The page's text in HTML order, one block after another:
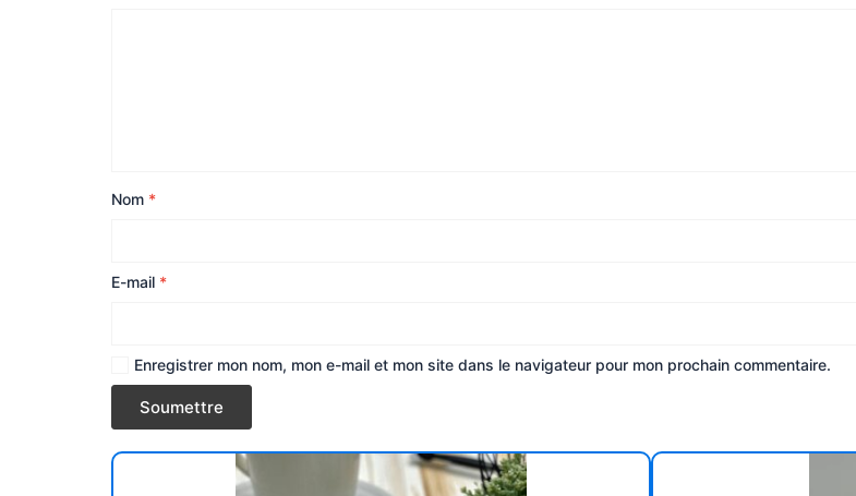
Nom *
E-mail *
Enregistrer mon nom, mon e-mail et mon site dans le navigateur pour mon prochain commentaire.